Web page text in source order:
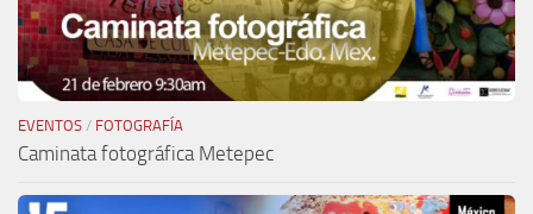
EVENTOS / FOTOGRAFÍA
Caminata fotográfica Metepec